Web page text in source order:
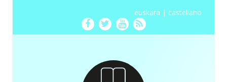
euskara | castellano
Facebook
TwitterYoutube
RSS